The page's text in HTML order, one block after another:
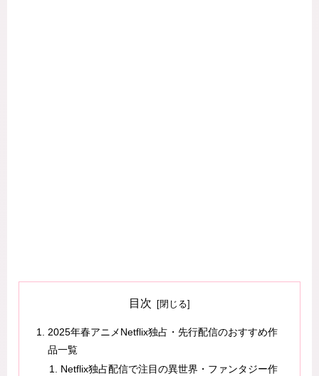
目次
2025年春アニメNetflix独占・先行配信のおすすめ作
品一覧
Netflix独占配信で注目の異世界・ファンタジー作